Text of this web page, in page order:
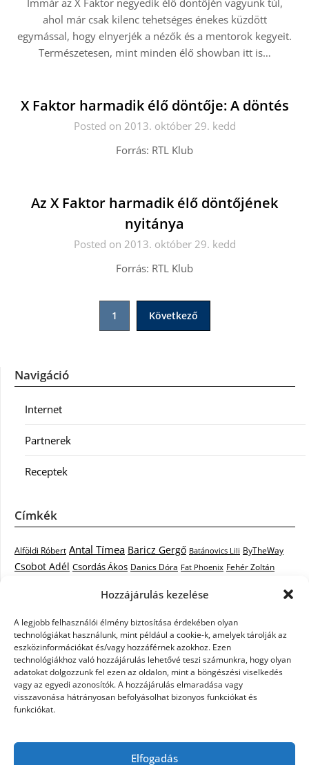
Hozzájárulás kezelése
A legjobb felhasználói élmény biztosítása érdekében olyan
technológiákat használunk, mint például a cookie-k, amelyek tárolják az
eszközinformációkat és/vagy hozzáférnek azokhoz. Ezen
technológiákhoz való hozzájárulás lehetővé teszi számunkra, hogy olyan
adatokat dolgozzunk fel ezen az oldalon, mint a böngészési viselkedés
vagy az egyedi azonosítók. A hozzájárulás elmaradása vagy
visszavonása hátrányosan befolyásolhat bizonyos funkciókat és
funkciókat.
Elfogadás
Immár az X Faktor negyedik élő döntőjén vagyunk túl,
ahol már csak kilenc tehetséges énekes küzdött
egymással, hogy elnyerjék a nézők és a mentorok kegyeit.
Természetesen, mint minden élő showban itt is…
X Faktor harmadik élő döntője: A döntés
Posted on 2013. október 29. kedd
Forrás: RTL Klub
Az X Faktor harmadik élő döntőjének
nyitánya
Posted on 2013. október 29. kedd
Forrás: RTL Klub
1 Következő
Navigáció
Internet
Partnerek
Receptek
Címkék
Alföldi Róbert Antal Tímea Baricz Gergő Batánovics Lili ByTheWay
Csobot Adél Csordás Ákos Danics Dóra Fat Phoenix Fehér Zoltán
Kovács László Stone
Krasznai Tünde Like LiL C. Malek Miklós mentor Muri Enikő
Nagy Feró Oláh Gergő Péterffy Lili Rocktenors RTL Klub
Cowell Szabó Dávid Szabó Ádám Szikora Róbert Takács Nikolas
Tarány Tamás Tóth Gabi Vastag Csaba Vastag Tamás
Kati X-factor X-FaktorX-Faktor videók
X-Faktor válogatásx faktor döntő Zámbó